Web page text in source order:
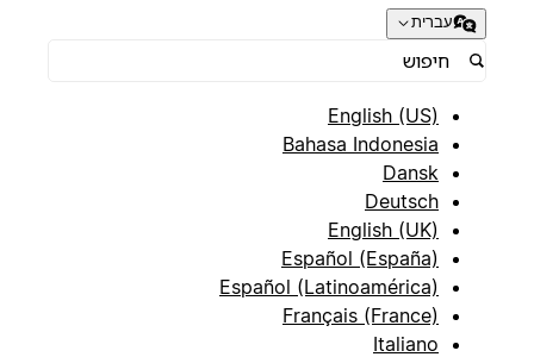
עברית
English (US)
Bahasa Indonesia
Dansk
Deutsch
English (UK)
Español (España)
Español (Latinoamérica)
Français (France)
Italiano